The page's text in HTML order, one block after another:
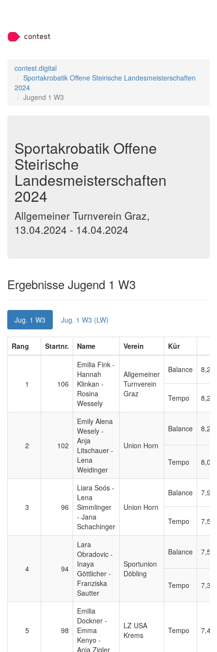
contest.digital
Sportakrobatik Offene Steirische Landesmeisterschaften
2024
Jugend 1 W3
Sportakrobatik Offene
Steirische
Landesmeisterschaften
2024
Allgemeiner Turnverein Graz,
13.04.2024 - 14.04.2024
Ergebnisse Jugend 1 W3
Jug. 1 W3 Jug. 1 W3 (LW)
Rang Startnr. Name Verein Kür
1 106
Emilia Fink -
Hannah
Klinkan -
Rosina
Wessely
Allgemeiner
Turnverein
Graz
Balance
Tempo
2 102
Emily Alena
Wesely -
Anja
Litschauer -
Lena
Weidinger
Union Horn
Balance
Tempo
3 96
Liara Soós -
Lena
Simmlinger
- Jana
Schachinger
Union Horn
Balance
Tempo
4 94
Lara
Obradovic -
Inaya
Göttlicher -
Franziska
Sautter
Sportunion
Döbling
Balance
Tempo
5 98
Emilia
Dockner -
Emma
Kenyo -
Anja Zigler
LZ USA
Krems
Tempo